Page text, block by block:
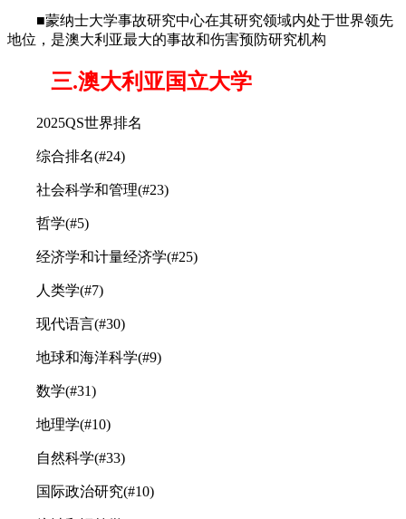
■蒙纳士大学事故研究中心在其研究领域内处于世界领先
地位，是澳大利亚最大的事故和伤害预防研究机构
三.澳大利亚国立大学
2025QS世界排名
综合排名(#24)
社会科学和管理(#23)
哲学(#5)
经济学和计量经济学(#25)
人类学(#7)
现代语言(#30)
地球和海洋科学(#9)
数学(#31)
地理学(#10)
自然科学(#33)
国际政治研究(#10)